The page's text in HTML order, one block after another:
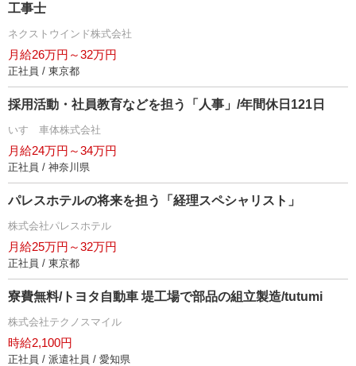
工事士
ネクストウインド株式会社
月給26万円～32万円
正社員 / 東京都
採用活動・社員教育などを担う「人事」/年間休日121日
いすゞ車体株式会社
月給24万円～34万円
正社員 / 神奈川県
パレスホテルの将来を担う「経理スペシャリスト」
株式会社パレスホテル
月給25万円～32万円
正社員 / 東京都
寮費無料/トヨタ自動車 堤工場で部品の組立製造/tutumi
株式会社テクノスマイル
時給2,100円
正社員 / 派遣社員 / 愛知県